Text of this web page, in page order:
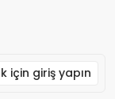
için giriş yapın